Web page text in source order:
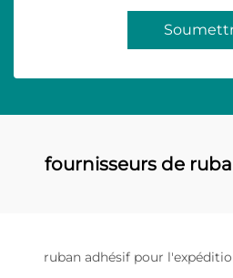
fournisseurs de
ruban adhésif pour